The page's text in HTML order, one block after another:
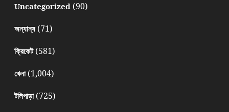
Uncategorized(90)
অন্যান্য(71)
ক্রিকেট(581)
খেলা(1,004)
টলিপাড়া(725)